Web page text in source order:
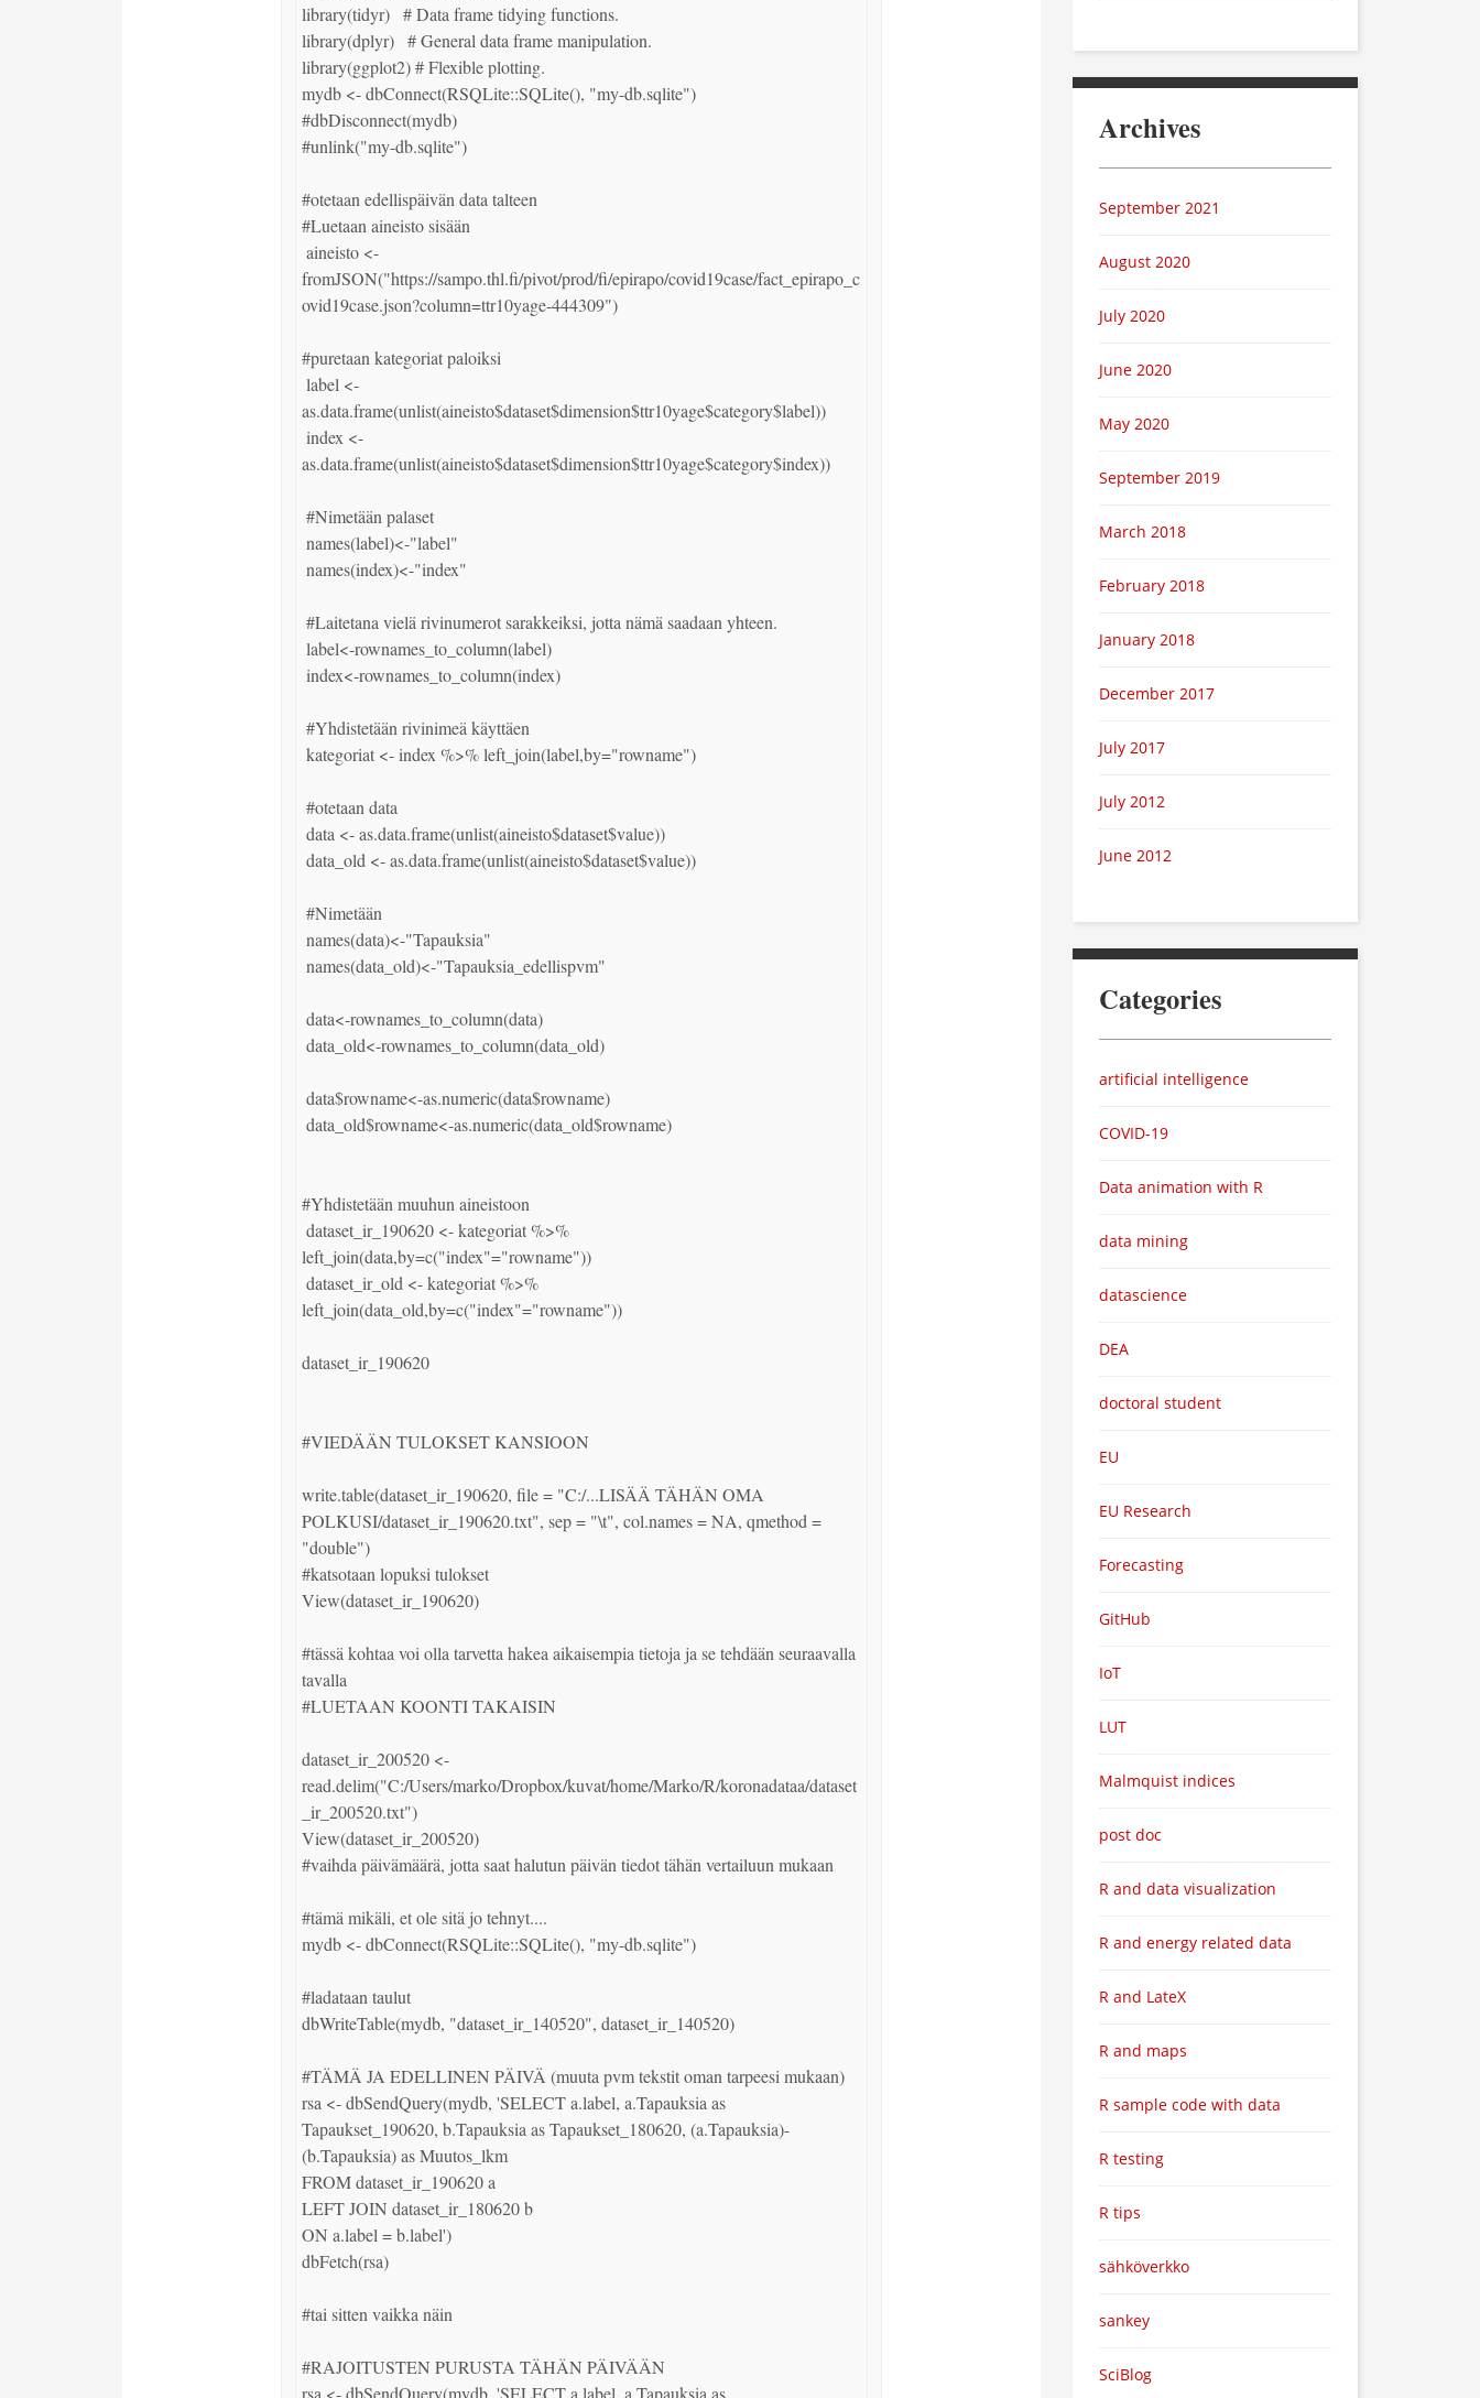
library(tidyr)   # Data frame tidying functions.
library(dplyr)   # General data frame manipulation.
library(ggplot2) # Flexible plotting.
mydb <- dbConnect(RSQLite::SQLite(), "my-db.sqlite")
#dbDisconnect(mydb)
#unlink("my-db.sqlite")
#otetaan edellispäivän data talteen
#Luetaan aineisto sisään
fromJSON("https://sampo.thl.fi/pivot/prod/fi/epirapo/covid19case/fact_epirapo_c
ovid19case.json?column=ttr10yage-444309")
#puretaan kategoriat paloiksi
as.data.frame(unlist(aineisto$dataset$dimension$ttr10yage$category$label))
as.data.frame(unlist(aineisto$dataset$dimension$ttr10yage$category$index))
#Yhdistetään muuhun aineistoon
left_join(data,by=c("index"="rowname"))
left_join(data_old,by=c("index"="rowname"))
dataset_ir_190620
#VIEDÄÄN TULOKSET KANSIOON
write.table(dataset_ir_190620, file = "C:/...LISÄÄ TÄHÄN OMA
POLKUSI/dataset_ir_190620.txt", sep = "\t", col.names = NA, qmethod =
"double")
#katsotaan lopuksi tulokset
View(dataset_ir_190620)
#tässä kohtaa voi olla tarvetta hakea aikaisempia tietoja ja se tehdään seuraavalla
tavalla
#LUETAAN KOONTI TAKAISIN
dataset_ir_200520 <-
read.delim("C:/Users/marko/Dropbox/kuvat/home/Marko/R/koronadataa/dataset
_ir_200520.txt")
View(dataset_ir_200520)
#vaihda päivämäärä, jotta saat halutun päivän tiedot tähän vertailuun mukaan
#tämä mikäli, et ole sitä jo tehnyt....
mydb <- dbConnect(RSQLite::SQLite(), "my-db.sqlite")
#ladataan taulut
dbWriteTable(mydb, "dataset_ir_140520", dataset_ir_140520)
#TÄMÄ JA EDELLINEN PÄIVÄ (muuta pvm tekstit oman tarpeesi mukaan)
rsa <- dbSendQuery(mydb, 'SELECT a.label, a.Tapauksia as
Tapaukset_190620, b.Tapauksia as Tapaukset_180620, (a.Tapauksia)-
(b.Tapauksia) as Muutos_lkm
FROM dataset_ir_190620 a
LEFT JOIN dataset_ir_180620 b
ON a.label = b.label')
dbFetch(rsa)
#tai sitten vaikka näin
#RAJOITUSTEN PURUSTA TÄHÄN PÄIVÄÄN
rsa <- dbSendQuery(mydb, 'SELECT a.label, a.Tapauksia as
Archives
September 2021
August 2020
July 2020
June 2020
May 2020
September 2019
March 2018
February 2018
January 2018
December 2017
July 2017
July 2012
June 2012
Categories
artificial intelligence
COVID-19
Data animation with R
data mining
datascience
DEA
doctoral student
EU
EU Research
Forecasting
GitHub
IoT
LUT
Malmquist indices
post doc
R and data visualization
R and energy related data
R and LateX
R and maps
R sample code with data
R testing
R tips
sähköverkko
sankey
SciBlog